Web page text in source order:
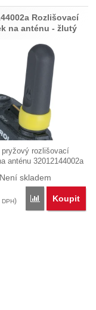
Rozlišovací
na anténu - žlutý
pryžový rozlišovací
anténu 32012144002a
Není skladem
DPH) Porovnat
Koupit